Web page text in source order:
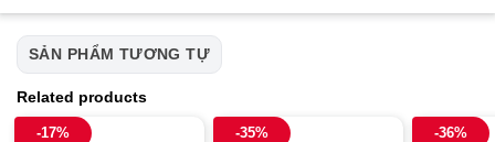
SẢN PHẨM TƯƠNG TỰ
Related products
-17% -35% -36%